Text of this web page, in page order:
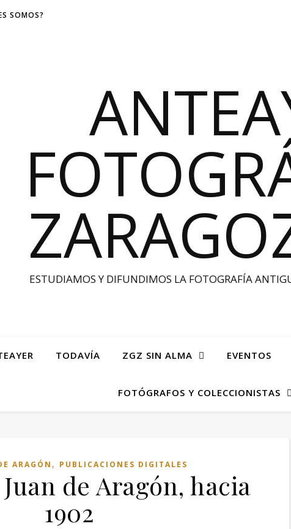
SOMOS?
ESTUDIAMOS Y DIFUNDIMOS LA FOTOGRAFÍA
TODAVÍA ZGZ SIN ALMA EVENTOS
FOTÓGRAFOS Y COLECCIONISTAS
ARAGÓN , PUBLICACIONES DIGITALES
de Aragón, hacia
1902